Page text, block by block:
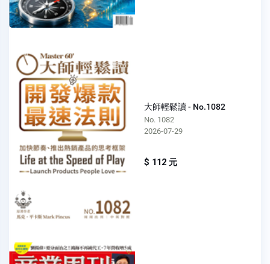
大師輕鬆讀 - No.1082
No. 1082
2026-07-29
$ 112 元